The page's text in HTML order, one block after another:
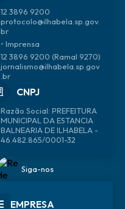
12 3896 9200
protocolo@ilhabela.sp.gov.
br
• Imprensa
12 3896 9200 (Ramal 9270)
jornalismo@ilhabela.sp.gov
.br
CNPJ
46.482.865/0001-32
Siga-nos
EMPRESA